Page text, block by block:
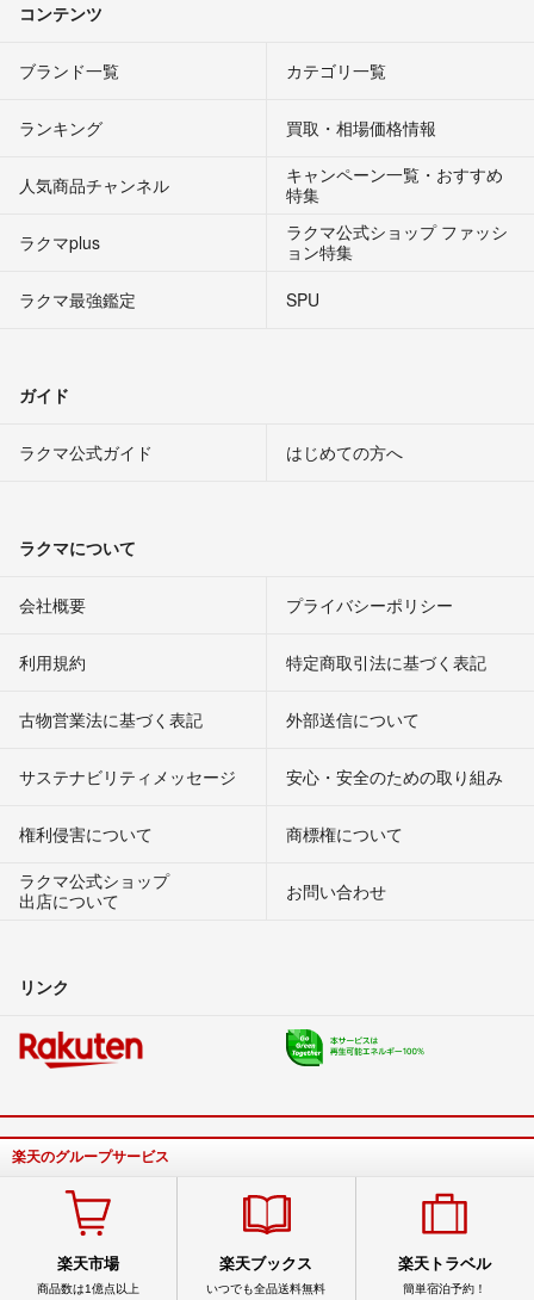
コンテンツ
ブランド一覧 カテゴリ一覧
ランキング 買取・相場価格情報
人気商品チャンネル
キャンペーン一覧・おすすめ
特集
ラクマplus
ラクマ公式ショップ ファッシ
ョン特集
ラクマ最強鑑定
SPU
ガイド
ラクマ公式ガイド はじめての方へ
ラクマについて
会社概要 プライバシーポリシー
利用規約 特定商取引法に基づく表記
古物営業法に基づく表記 外部送信について
サステナビリティメッセージ 安心・安全のための取り組み
権利侵害について
商標権について
ラクマ公式ショップ
出店について
お問い合わせ
リンク
楽天のグループサービス
楽天市場
商品数は1億点以上
楽天ブックス
いつでも全品送料無料
楽天トラベル
簡単宿泊予約！